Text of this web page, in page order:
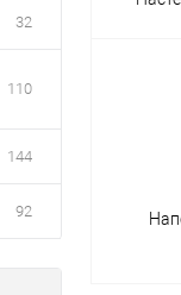
32
110
144
92